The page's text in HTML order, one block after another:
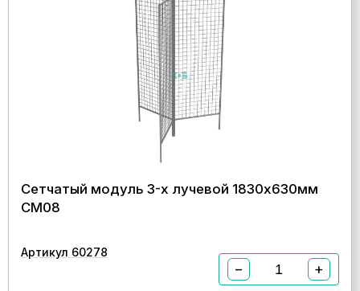
Сетчатый модуль 3-х лучевой 1830х630мм
СМ08
Артикул 60278
− +